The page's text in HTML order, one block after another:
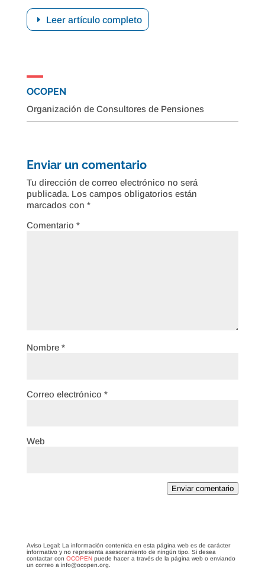
Leer artículo completo
OCOPEN
Organización de Consultores de Pensiones
Enviar un comentario
Tu dirección de correo electrónico no será
publicada. Los campos obligatorios están
marcados con *
Comentario *
Nombre *
Correo electrónico *
Web
Enviar comentario
Aviso Legal: La información contenida en esta página web es de carácter
informativo y no representa asesoramiento de ningún tipo. Si desea
contactar con OCOPEN puede hacer a través de la página web o enviando
un correo a info@ocopen.org.